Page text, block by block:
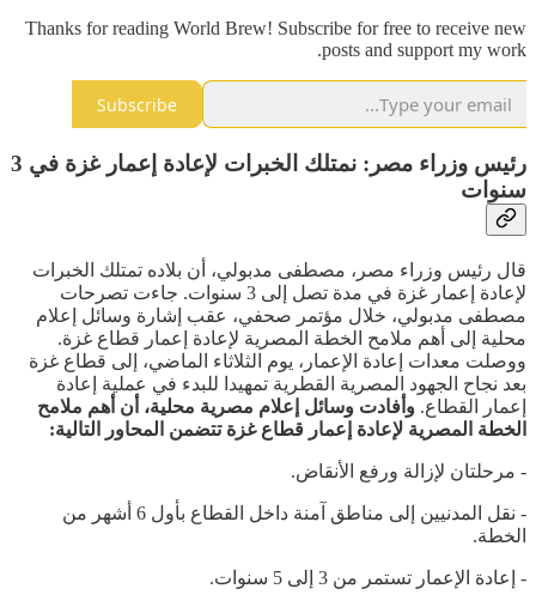
Thanks for reading World Brew! Subscribe for free to receive new
posts and support my work.
Subscribe
رئيس وزراء مصر: نمتلك الخبرات لإعادة إعمار غزة في 3
سنوات
قال رئيس وزراء مصر، مصطفى مدبولي، أن بلاده تمتلك الخبرات
لإعادة إعمار غزة في مدة تصل إلى 3 سنوات. جاءت تصرحات
مصطفى مدبولي، خلال مؤتمر صحفي، عقب إشارة وسائل إعلام
محلية إلى أهم ملامح الخطة المصرية لإعادة إعمار قطاع غزة.
ووصلت معدات إعادة الإعمار، يوم الثلاثاء الماضي، إلى قطاع غزة
بعد نجاح الجهود المصرية القطرية تمهيدا للبدء في عملية إعادة
إعمار القطاع. وأفادت وسائل إعلام مصرية محلية، أن أهم ملامح
الخطة المصرية لإعادة إعمار قطاع غزة تتضمن المحاور التالية:
- مرحلتان لإزالة ورفع الأنقاض.
- نقل المدنيين إلى مناطق آمنة داخل القطاع بأول 6 أشهر من
الخطة.
- إعادة الإعمار تستمر من 3 إلى 5 سنوات.